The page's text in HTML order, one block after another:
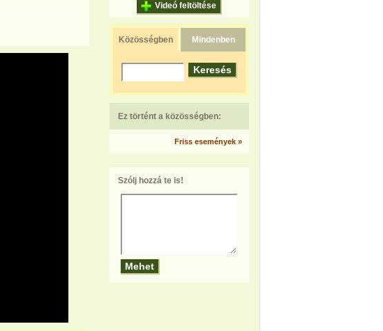
Videó feltöltése
Közösségben Mindenben
Ez történt a közösségben:
Friss események »
Szólj hozzá te is!